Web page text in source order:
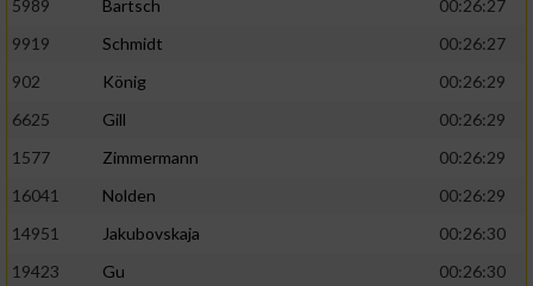
5989
Bartsch
00:26:27
9919
Schmidt
00:26:27
902
König
00:26:29
6625
Gill
00:26:29
1577
Zimmermann
00:26:29
16041
Nolden
00:26:29
14951
Jakubovskaja
00:26:30
19423
Gu
00:26:30